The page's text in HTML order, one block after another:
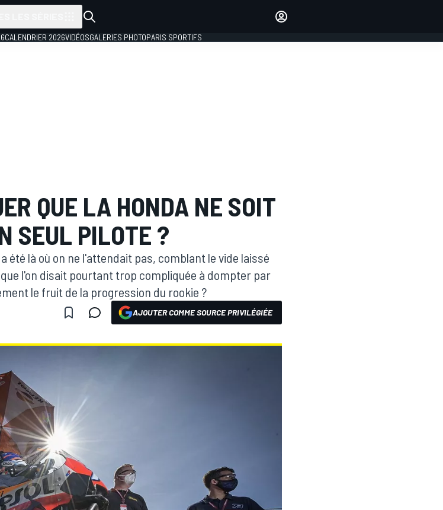
CALENDRIER 2026VIDÉOSGALERIES PHOTOPARIS SPORTIFS
QUE LA HONDA NE SOIT
SEUL PILOTE ?
été là où on ne l'attendait pas, comblant le vide laissé
l'on disait pourtant trop compliquée à dompter par
le fruit de la progression du rookie ?
AJOUTER COMME SOURCE PRIVILÉGIÉE